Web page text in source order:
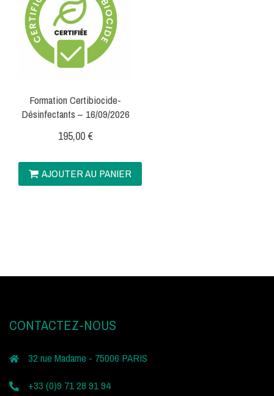
Formation Certibiocide-
Désinfectants – 16/09/2026
195,00 €
AJOUTER AU PANIER
CONTACTEZ-NOUS
32 rue Madame - 75006 PARIS
+33 (0)9 71 28 91 94